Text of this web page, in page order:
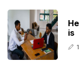
is